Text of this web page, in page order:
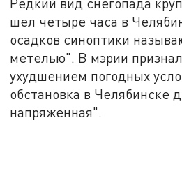
шел четыре часа в
осадков синоптики
метелью". В мэрии
ухудшением погодных
обстановка в Челябинске
напряженная".